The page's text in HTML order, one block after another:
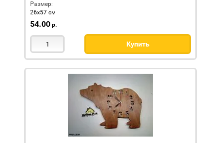
Размер:
26х57 см
54.00 р.
Купить